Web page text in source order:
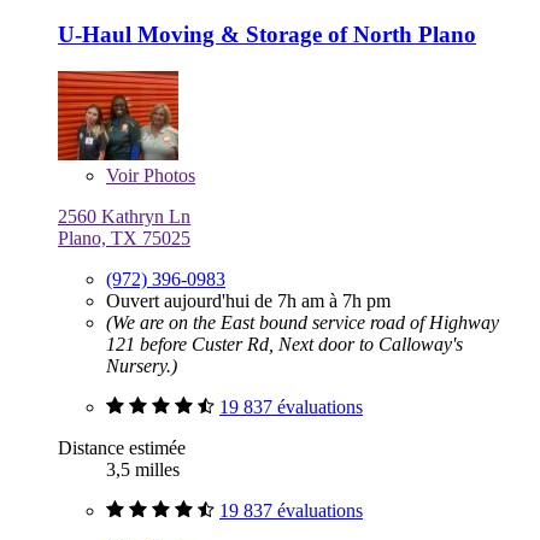
U-Haul Moving & Storage of North Plano
VoirPhotos
2560 Kathryn Ln
Plano, TX 75025
(972) 396-0983
Ouvert aujourd'hui de 7h am à 7h pm
(We are on the East bound service road of Highway
121 before Custer Rd, Next door to Calloway's
Nursery.)
19 837 évaluations
Distance estimée
3,5 milles
19 837 évaluations